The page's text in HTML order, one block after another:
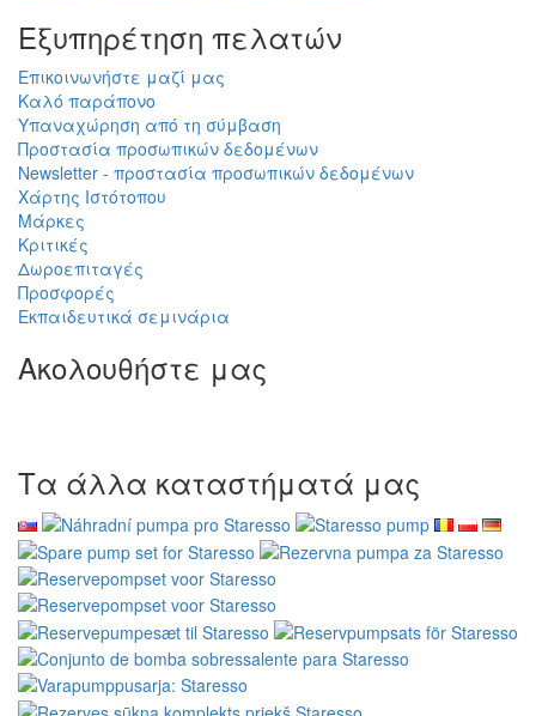
Εξυπηρέτηση πελατών
Επικοινωνήστε μαζί μας
Καλό παράπονο
Υπαναχώρηση από τη σύμβαση
Προστασία προσωπικών δεδομένων
Newsletter - προστασία προσωπικών δεδομένων
Χάρτης Ιστότοπου
Μάρκες
Κριτικές
Δωροεπιταγές
Προσφορές
Εκπαιδευτικά σεμινάρια
Ακολουθήστε μας
Τα άλλα καταστήματά μας